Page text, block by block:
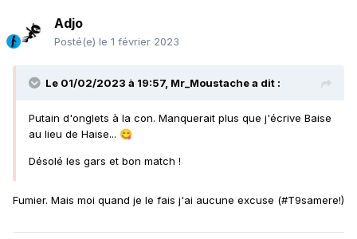
Adjo
Posté(e) le 1 février 2023
Le 01/02/2023 à 19:57, Mr_Moustachea dit :
Putain d'onglets à la con. Manquerait plus que j'écrive Baise
au lieu de Haise... 😋
Désolé les gars et bon match !
Fumier. Mais moi quand je le fais j'ai aucune excuse (#T9samere!)